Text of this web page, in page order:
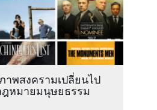
าพสงครามเปลี่ยนไป
ฎหมายมนุษยธรรม